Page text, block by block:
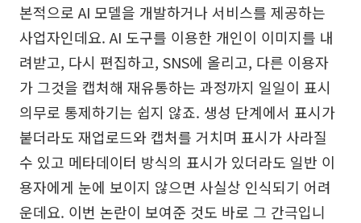
본적으로 AI 모델을 개발하거나 서비스를 제공하는
사업자인데요. AI 도구를 이용한 개인이 이미지를 내
려받고, 다시 편집하고, SNS에 올리고, 다른 이용자
가 그것을 캡처해 재유통하는 과정까지 일일이 표시
의무로 통제하기는 쉽지 않죠. 생성 단계에서 표시가
붙더라도 재업로드와 캡처를 거치며 표시가 사라질
수 있고 메타데이터 방식의 표시가 있더라도 일반 이
용자에게 눈에 보이지 않으면 사실상 인식되기 어려
운데요. 이번 논란이 보여준 것도 바로 그 간극입니